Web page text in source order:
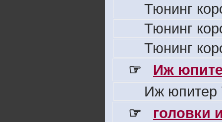
Тюнинг
Тюнинг
Тюнинг
☞
Иж
Иж юпитер
☞
головки